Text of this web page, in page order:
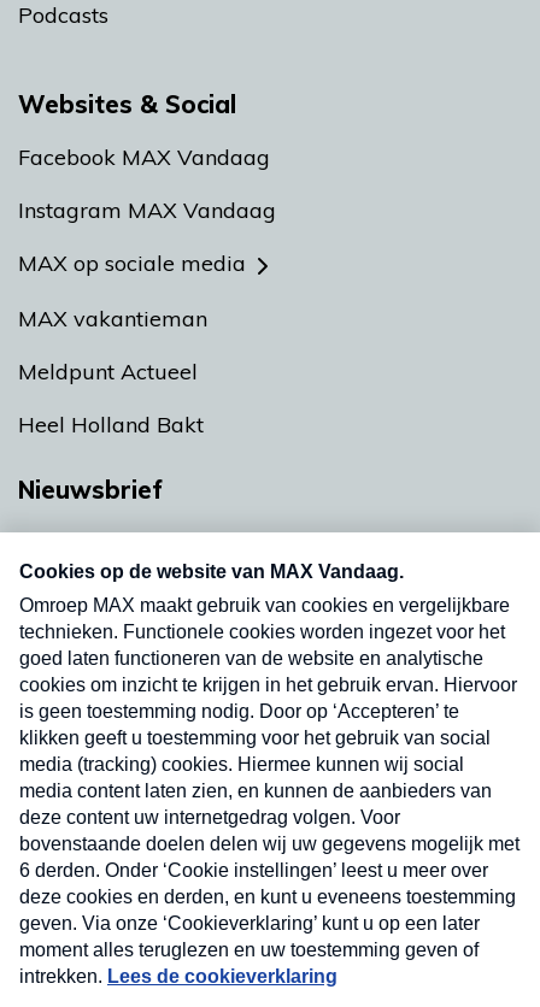
Podcasts
Websites & Social
Facebook MAX Vandaag
Instagram MAX Vandaag
MAX op sociale media
MAX vakantieman
Meldpunt Actueel
Heel Holland Bakt
Nieuwsbrief
nieuwsbrief. Elke vrijdag- en dinsdagochtend in
uw mailbox.
Verzend
Nieuwsbrief
Neem hier een gratis abonnement op onze
nieuwsbrief. Elke vrijdag- en dinsdagochtend in uw